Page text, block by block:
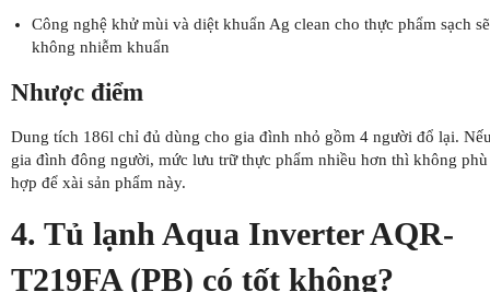
Công nghệ khử mùi và diệt khuẩn Ag clean cho thực phẩm sạch
không nhiễm khuẩn
Nhược điểm
Dung tích 186l chỉ đủ dùng cho gia đình nhỏ gồm 4 người đổ lại.
gia đình đông người, mức lưu trữ thực phẩm nhiều hơn thì không phù
hợp để xài sản phẩm này.
4. Tủ lạnh Aqua Inverter AQR-
T219FA (PB) có tốt không?